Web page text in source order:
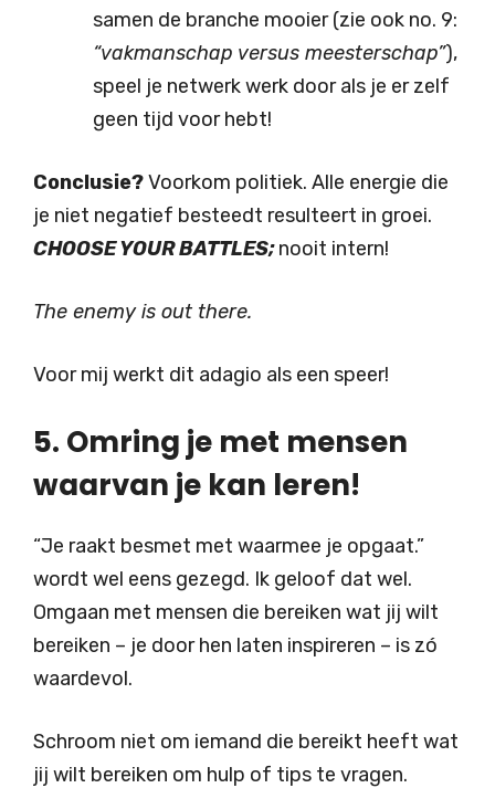
samen de branche mooier (zie ook no. 9:
“vakmanschap versus meesterschap”),
speel je netwerk werk door als je er zelf
geen tijd voor hebt!
Conclusie?Voorkom politiek. Alle energie die
je niet negatief besteedt resulteert in groei.
CHOOSE YOUR BATTLES;nooit intern!
The enemy is out there.
Voor mij werkt dit adagio als een speer!
5. Omring je met mensen
waarvan je kan leren!
“Je raakt besmet met waarmee je opgaat.”
wordt wel eens gezegd. Ik geloof dat wel.
Omgaan met mensen die bereiken wat jij wilt
bereiken – je door hen laten inspireren – is zó
waardevol.
Schroom niet om iemand die bereikt heeft wat
jij wilt bereiken om hulp of tips te vragen.